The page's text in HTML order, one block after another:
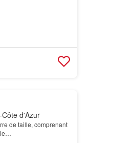
d'Azur
de taille, comprenant